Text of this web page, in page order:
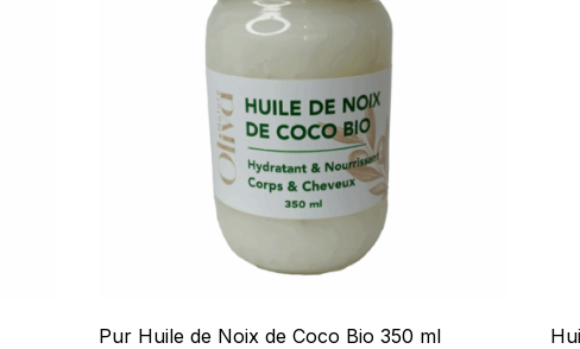
Pur Huile de Noix de Coco Bio 350 ml